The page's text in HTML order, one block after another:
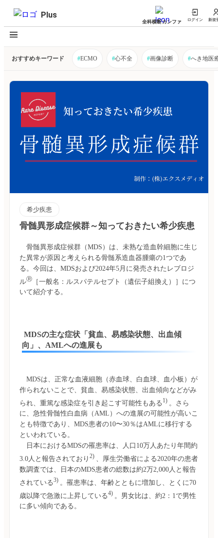
Plus
全科横断カンファ ログイン 新規
おすすめキーワード #ECMO #心不全 #画像診断 #へき地医
希少疾患
骨髄異形成症候群～知っておきたい希少疾患
骨髄異形成症候群（MDS）は、未熟な造血幹細胞に生じ
た異常が原因と考えられる骨髄系造血器腫瘍の1つであ
る。今回は、MDSおよび2024年5月に発売されたレブロジ
ルⓇ ［一般名：ルスパテルセプト（遺伝子組換え）］につ
向」、AMLへの進展も
MDSは、正常な血液細胞（赤血球、白血球、血小板）が
作られないことで、貧血、易感染状態、出血傾向などがみ
られ、重篤な感染症を引き起こす可能性もある 1) 。さら
に、急性骨髄性白血病（AML）への進展の可能性が高いこ
とも特徴であり、MDS患者の10〜30％はAMLに移行する
といわれている。
日本におけるMDSの罹患率は、人口10万人あたり年間約
3.0人と報告されており 2) 、厚生労働省による2020年の患者
数調査では、日本のMDS患者の総数は約2万2,000人と報告
されている3) 。罹患率は、年齢とともに増加し、とくに70
歳以降で急激に上昇している4) 。男女比は、約2：1で男性